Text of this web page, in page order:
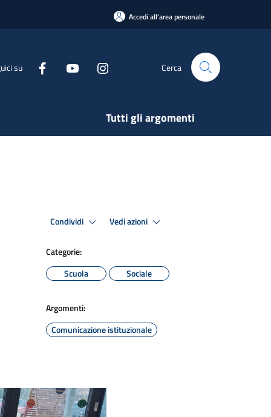
Accedi all'area personale
su Cerca
Tutti gli argomenti
Condividi Vedi azioni
Categorie:
Scuola
Sociale
Argomenti:
Comunicazione istituzionale